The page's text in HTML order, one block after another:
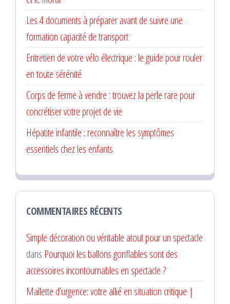
Les 4 documents à préparer avant de suivre une
formation capacité de transport
Entretien de votre vélo électrique : le guide pour rouler
en toute sérénité
Corps de ferme à vendre : trouvez la perle rare pour
concrétiser votre projet de vie
Hépatite infantile : reconnaître les symptômes
essentiels chez les enfants
COMMENTAIRES RÉCENTS
Simple décoration ou véritable atout pour un spectacle
dans Pourquoi les ballons gonflables sont des
accessoires incontournables en spectacle ?
Mallette d’urgence: votre allié en situation critique |